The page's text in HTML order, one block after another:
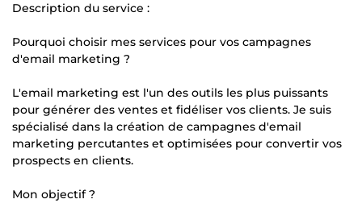
Description du service :
Pourquoi choisir mes services pour vos campagnes
d'email marketing ?
L'email marketing est l'un des outils les plus puissants
pour générer des ventes et fidéliser vos clients. Je suis
spécialisé dans la création de campagnes d'email
marketing percutantes et optimisées pour convertir vos
prospects en clients.
Mon objectif ?